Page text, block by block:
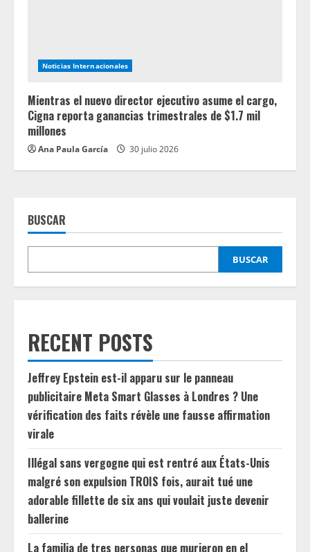
Noticias Internacionales
Mientras el nuevo director ejecutivo asume el cargo,
Cigna reporta ganancias trimestrales de $1.7 mil
millones
Ana Paula García 30 julio 2026
BUSCAR
BUSCAR
RECENT POSTS
Jeffrey Epstein est-il apparu sur le panneau
publicitaire Meta Smart Glasses à Londres ? Une
vérification des faits révèle une fausse affirmation
virale
Illégal sans vergogne qui est rentré aux États-Unis
malgré son expulsion TROIS fois, aurait tué une
adorable fillette de six ans qui voulait juste devenir
ballerine
La familia de tres personas que murieron en el